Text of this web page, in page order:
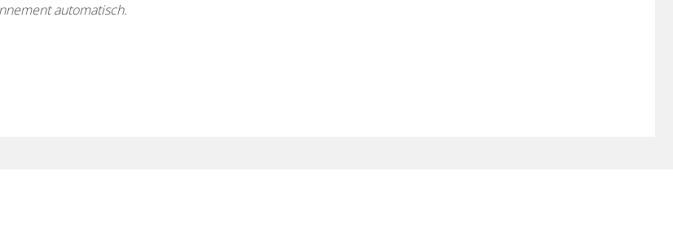
automatisch.